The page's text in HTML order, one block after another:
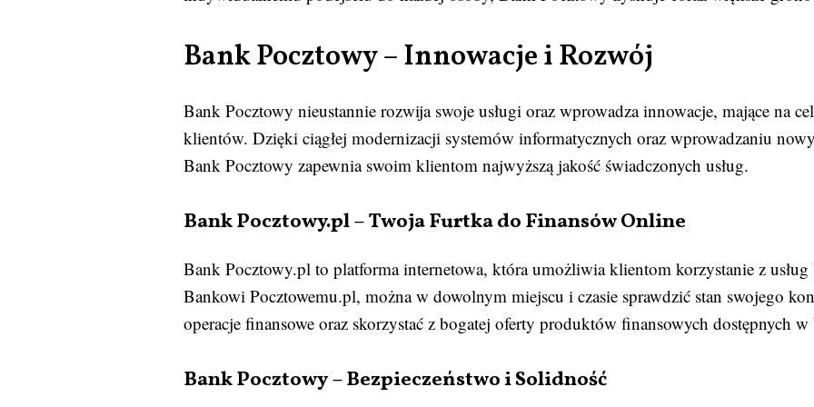
Bank Pocztowy – Innowacje i Rozwój
Bank Pocztowy nieustannie rozwija swoje usługi oraz wprowadza innowacje, mające na
klientów. Dzięki ciągłej modernizacji systemów informatycznych oraz wprowadzaniu
Bank Pocztowy zapewnia swoim klientom najwyższą jakość świadczonych usług.
Bank Pocztowy.pl – Twoja Furtka do Finansów Online
Bank Pocztowy.pl to platforma internetowa, która umożliwia klientom korzystanie z
Bankowi Pocztowemu.pl, można w dowolnym miejscu i czasie sprawdzić stan swojego
operacje finansowe oraz skorzystać z bogatej oferty produktów finansowych dostępnych
Bank Pocztowy – Bezpieczeństwo i Solidność